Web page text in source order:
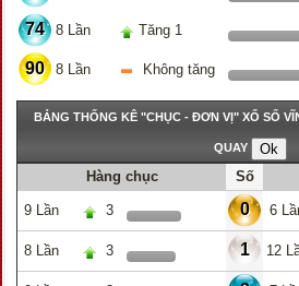
74 8 Lần Tăng 1
90 8 Lần Không tăng
BẢNG THỐNG KÊ "CHỤC - ĐƠN VỊ" XỔ SỐ
QUAY
Hàng chục Số
9 Lần 3 0 6
8 Lần 3 1 12